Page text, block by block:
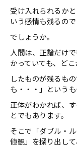
受け入れられるか
いう感情も残るの
でしょうか。
人間は、正論だけ
かっていても、ど
したものが残るも
も・・・」という
正体がわかれば、
とでもあります。
そこで「ダブル・
値観」を探り出し